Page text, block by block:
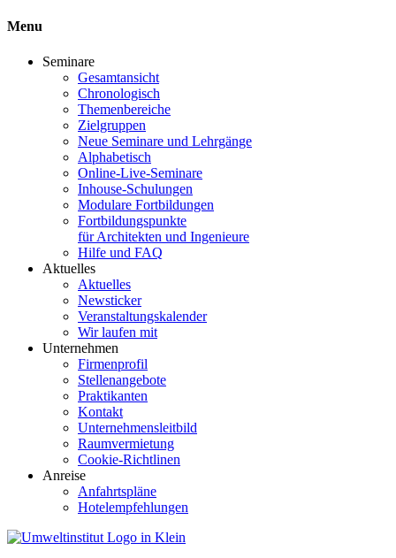
Menu
Seminare
Gesamtansicht
Chronologisch
Themenbereiche
Zielgruppen
Neue Seminare und Lehrgänge
Alphabetisch
Online-Live-Seminare
Inhouse-Schulungen
Modulare Fortbildungen
Fortbildungspunkte
für Architekten und Ingenieure
Hilfe und FAQ
Aktuelles
Aktuelles
Newsticker
Veranstaltungskalender
Wir laufen mit
Unternehmen
Firmenprofil
Stellenangebote
Praktikanten
Kontakt
Unternehmensleitbild
Raumvermietung
Cookie-Richtlinen
Anreise
Anfahrtspläne
Hotelempfehlungen